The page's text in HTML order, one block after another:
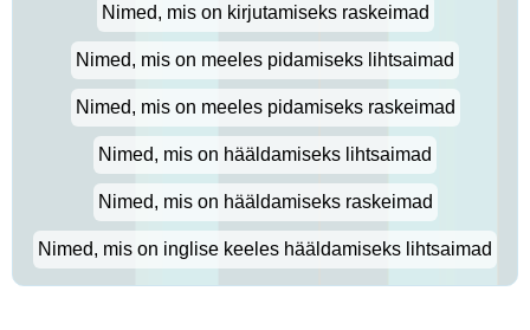
Nimed, mis on kirjutamiseks raskeimad
Nimed, mis on meeles pidamiseks lihtsaimad
Nimed, mis on meeles pidamiseks raskeimad
Nimed, mis on hääldamiseks lihtsaimad
Nimed, mis on hääldamiseks raskeimad
Nimed, mis on inglise keeles hääldamiseks lihtsaimad